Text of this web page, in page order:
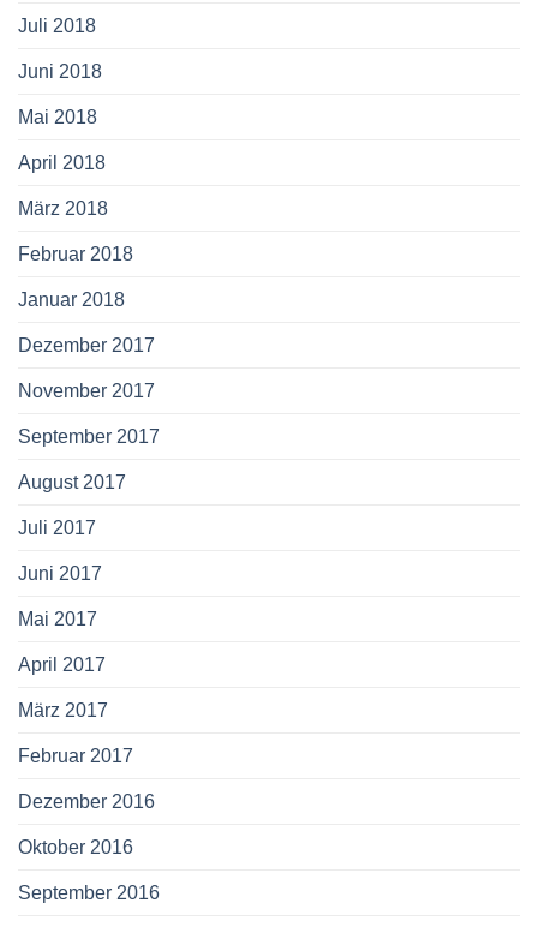
Juli 2018
Juni 2018
Mai 2018
April 2018
März 2018
Februar 2018
Januar 2018
Dezember 2017
November 2017
September 2017
August 2017
Juli 2017
Juni 2017
Mai 2017
April 2017
März 2017
Februar 2017
Dezember 2016
Oktober 2016
September 2016